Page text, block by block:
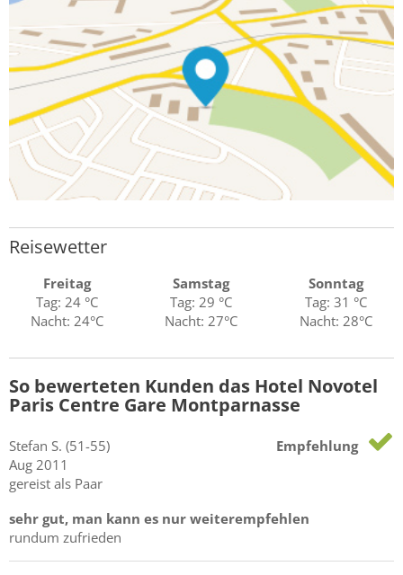
Reisewetter
Freitag
Tag: 24 °C
Nacht: 24°C
Samstag
Tag: 29 °C
Nacht: 27°C
Sonntag
Tag: 31 °C
Nacht: 28°C
So bewerteten Kunden das Hotel Novotel
Paris Centre Gare Montparnasse
Stefan S. (51-55)
Aug 2011
gereist als Paar
Empfehlung
sehr gut, man kann es nur weiterempfehlen
rundum zufrieden